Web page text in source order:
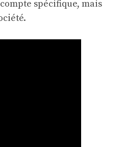
spécifique, mais